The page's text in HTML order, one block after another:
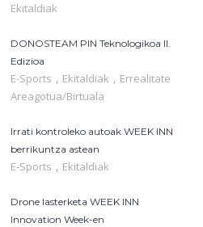
Ekitaldiak
DONOSTEAM PIN Teknologikoa II.
Edizioa
E-Sports , Ekitaldiak , Errealitate
Areagotua/Birtuala
Irrati kontroleko autoak WEEK INN
berrikuntza astean
E-Sports , Ekitaldiak
Drone lasterketa WEEK INN
Innovation Week-en